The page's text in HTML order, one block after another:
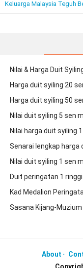
Keluarga Malaysia Teguh
Nilai & Harga Duit
Harga duit syiling 20
Harga duit syiling 50
Nilai duit syiling 5 sen
Nilai harga duit syiling
Senarai lengkap harga
Nilai duit syiling 1 sen
Duit peringatan 1
Kad Medalion
Sasana Kijang-
About